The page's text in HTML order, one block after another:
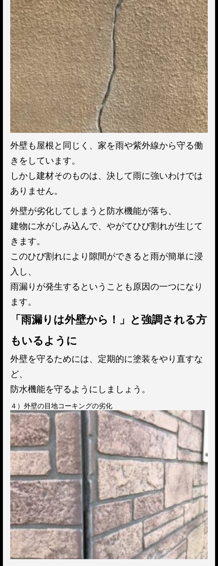
外壁も屋根と同じく、家を雨や紫外線から守る働
きをしています。
しかし建材そのものは、決して雨に強いわけでは
ありません。
外壁が劣化してしまうと防水機能が落ち、
建物に水がしみ込んで、やがてひび割れが生じて
きます。
このひび割れにより隙間ができると雨が簡単に浸
入し、
雨漏りが発生するということも原因の一つになり
ます。
「雨漏りは外壁から！」と強調される方
もいるように
外壁を守るためには、定期的に塗装をやり直すな
ど、
防水機能を守るようにしましょう。
４）外壁の目地コーキングの劣化